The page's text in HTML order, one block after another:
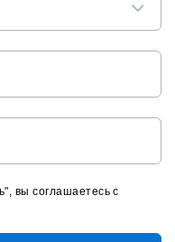
▾
вы соглашаетесь с